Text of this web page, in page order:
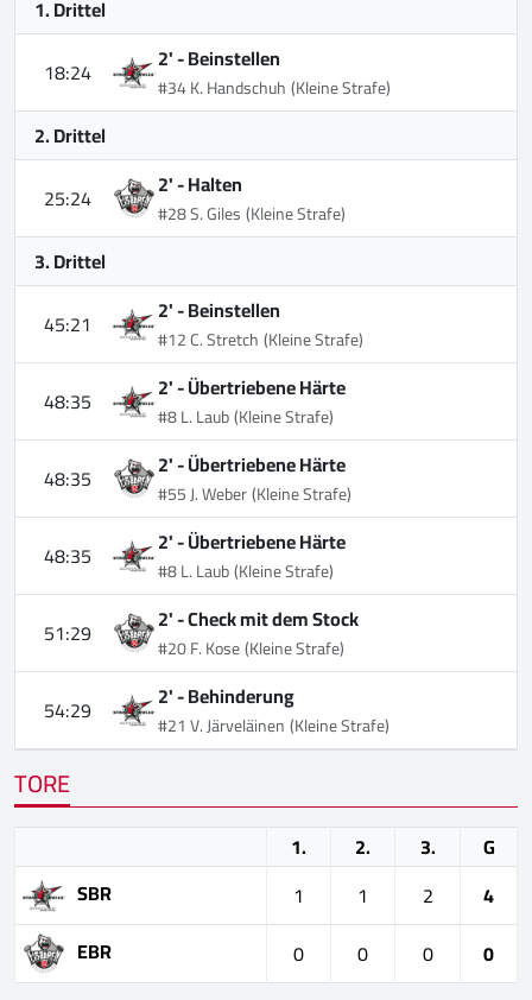
1. Drittel
18:24
2' -Beinstellen
#34 K. Handschuh(Kleine Strafe)
2. Drittel
25:24
2' -Halten
#28 S. Giles(Kleine Strafe)
3. Drittel
45:21
2' -Beinstellen
#12 C. Stretch(Kleine Strafe)
48:35 2' -Übertriebene Härte
#8 L. Laub(Kleine Strafe)
48:35 2' -Übertriebene Härte
#55 J. Weber(Kleine Strafe)
48:35 2' -Übertriebene Härte
#8 L. Laub(Kleine Strafe)
51:29 2' -Check mit dem Stock
#20 F. Kose(Kleine Strafe)
54:29 2' -Behinderung
#21 V. Järveläinen(Kleine Strafe)
TORE
1. 2. 3.
G
SBR
1 1 2
4
EBR
0 0 0 0